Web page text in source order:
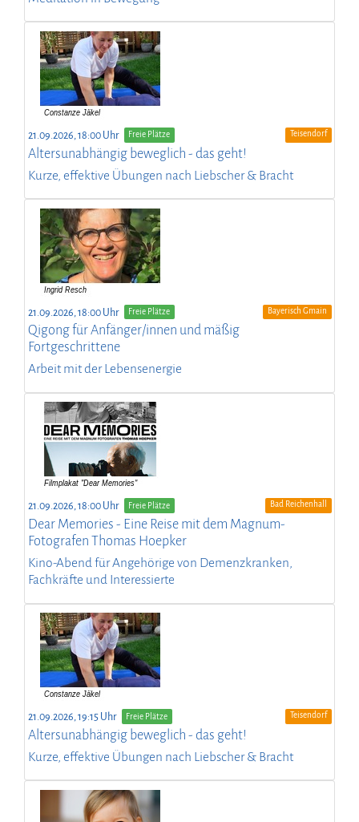
21.09.2026, 18:00 Uhr Freie Plätze Teisendorf
Altersunabhängig beweglich - das geht!
Kurze, effektive Übungen nach Liebscher & Bracht
21.09.2026, 18:00 Uhr Freie Plätze Bayerisch Gmain
Qigong für Anfänger/innen und mäßig
Fortgeschrittene
Arbeit mit der Lebensenergie
21.09.2026, 18:00 Uhr Freie Plätze Bad Reichenhall
Dear Memories - Eine Reise mit dem Magnum-
Fotografen Thomas Hoepker
Kino-Abend für Angehörige von Demenzkranken,
Fachkräfte und Interessierte
21.09.2026, 19:15 Uhr Freie Plätze Teisendorf
Altersunabhängig beweglich - das geht!
Kurze, effektive Übungen nach Liebscher & Bracht